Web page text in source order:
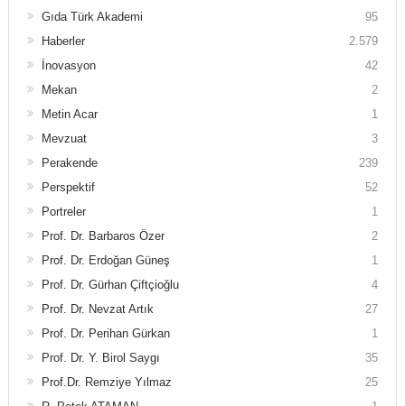
Gıda Türk Akademi
95
Haberler
2.579
İnovasyon
42
Mekan
2
Metin Acar
1
Mevzuat
3
Perakende
239
Perspektif
52
Portreler
1
Prof. Dr. Barbaros Özer
2
Prof. Dr. Erdoğan Güneş
1
Prof. Dr. Gürhan Çiftçioğlu
4
Prof. Dr. Nevzat Artık
27
Prof. Dr. Perihan Gürkan
1
Prof. Dr. Y. Birol Saygı
35
Prof.Dr. Remziye Yılmaz
25